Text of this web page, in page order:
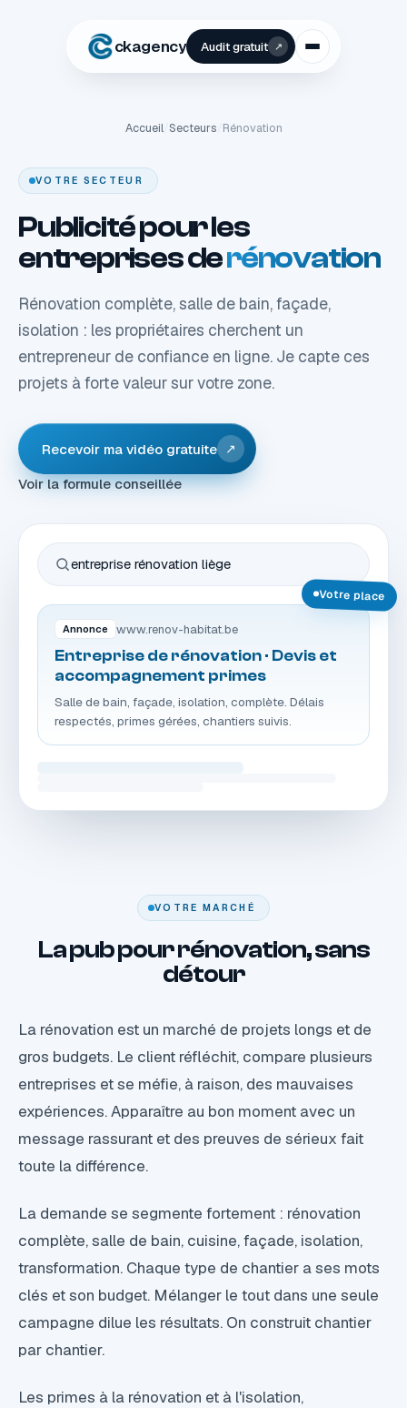
ckagency Audit gratuit ↗
1
Accueil/ Secteurs Rénovation
VOTRE SECTEUR
Publicité pour les
entreprises derénovation
Rénovation complète, salle de bain, façade,
isolation : les propriétaires cherchent un
entrepreneur de confiance en ligne. Je capte ces
projets à forte valeur sur votre zone.
Recevoir ma vidéo gratuite ↗
Voir la formule conseillée
entreprise rénovation liège
Annonce www.renov-habitat.be
Entreprise de rénovation · Devis et
accompagnement primes
Salle de bain, façade, isolation, complète. Délais
respectés, primes gérées, chantiers suivis.
Votre place
VOTRE MARCHÉ
La pub pour rénovation, sans
détour
La rénovation est un marché de projets longs et de
gros budgets. Le client réfléchit, compare plusieurs
entreprises et se méfie, à raison, des mauvaises
expériences. Apparaître au bon moment avec un
message rassurant et des preuves de sérieux fait
toute la différence.
La demande se segmente fortement : rénovation
complète, salle de bain, cuisine, façade, isolation,
transformation. Chaque type de chantier a ses mots
clés et son budget. Mélanger le tout dans une seule
campagne dilue les résultats. On construit chantier
par chantier.
Les primes à la rénovation et à l'isolation,